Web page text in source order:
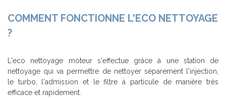
COMMENT FONCTIONNE L'ECO NETTOYAGE
?
L'eco nettoyage moteur s'effectue grâce à une station de
nettoyage qui va permettre de nettoyer séparement l'injection,
le turbo, l'admission et le filtre à particule de manière très
efficace et rapidement.